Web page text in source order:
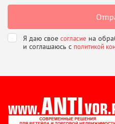
Я даю свое согласие на
и соглашаюсь с политикой